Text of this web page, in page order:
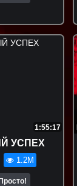
1:55:17
УСПЕХ
1.2M